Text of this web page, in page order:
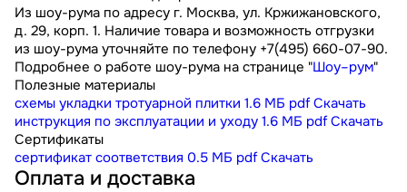
Из шоу-рума по адресу г. Москва, ул. Кржижановского,
д. 29, корп. 1. Наличие товара и возможность отгрузки
из шоу-рума уточняйте по телефону +7(495) 660-07-90.
Подробнее о работе шоу-рума на странице "Шоу–рум"
Полезные материалы
схемы укладки тротуарной плитки 1.6 МБ pdf Скачать
инструкция по эксплуатации и уходу 1.6 МБ pdf Скачать
Сертификаты
сертификат соответствия 0.5 МБ pdf Скачать
Оплата и доставка